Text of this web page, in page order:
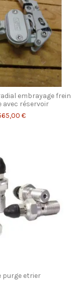
embrayage frein
avec réservoir
€
purge etrier